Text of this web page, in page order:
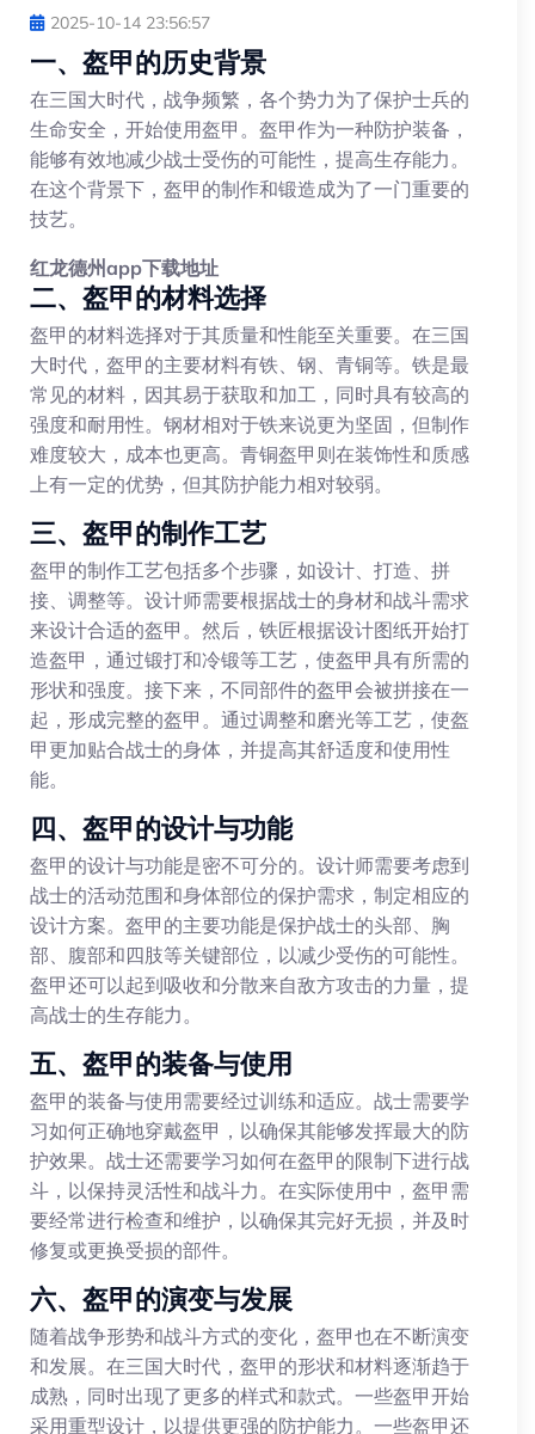
2025-10-14 23:56:57
一、盔甲的历史背景
在三国大时代，战争频繁，各个势力为了保护士兵的
生命安全，开始使用盔甲。盔甲作为一种防护装备，
能够有效地减少战士受伤的可能性，提高生存能力。
在这个背景下，盔甲的制作和锻造成为了一门重要的
技艺。
红龙德州app下载地址
二、盔甲的材料选择
盔甲的材料选择对于其质量和性能至关重要。在三国
大时代，盔甲的主要材料有铁、钢、青铜等。铁是最
常见的材料，因其易于获取和加工，同时具有较高的
强度和耐用性。钢材相对于铁来说更为坚固，但制作
难度较大，成本也更高。青铜盔甲则在装饰性和质感
上有一定的优势，但其防护能力相对较弱。
三、盔甲的制作工艺
盔甲的制作工艺包括多个步骤，如设计、打造、拼
接、调整等。设计师需要根据战士的身材和战斗需求
来设计合适的盔甲。然后，铁匠根据设计图纸开始打
造盔甲，通过锻打和冷锻等工艺，使盔甲具有所需的
形状和强度。接下来，不同部件的盔甲会被拼接在一
起，形成完整的盔甲。通过调整和磨光等工艺，使盔
甲更加贴合战士的身体，并提高其舒适度和使用性
能。
四、盔甲的设计与功能
盔甲的设计与功能是密不可分的。设计师需要考虑到
战士的活动范围和身体部位的保护需求，制定相应的
设计方案。盔甲的主要功能是保护战士的头部、胸
部、腹部和四肢等关键部位，以减少受伤的可能性。
盔甲还可以起到吸收和分散来自敌方攻击的力量，提
高战士的生存能力。
五、盔甲的装备与使用
盔甲的装备与使用需要经过训练和适应。战士需要学
习如何正确地穿戴盔甲，以确保其能够发挥最大的防
护效果。战士还需要学习如何在盔甲的限制下进行战
斗，以保持灵活性和战斗力。在实际使用中，盔甲需
要经常进行检查和维护，以确保其完好无损，并及时
修复或更换受损的部件。
六、盔甲的演变与发展
随着战争形势和战斗方式的变化，盔甲也在不断演变
和发展。在三国大时代，盔甲的形状和材料逐渐趋于
成熟，同时出现了更多的样式和款式。一些盔甲开始
采用重型设计，以提供更强的防护能力。一些盔甲还